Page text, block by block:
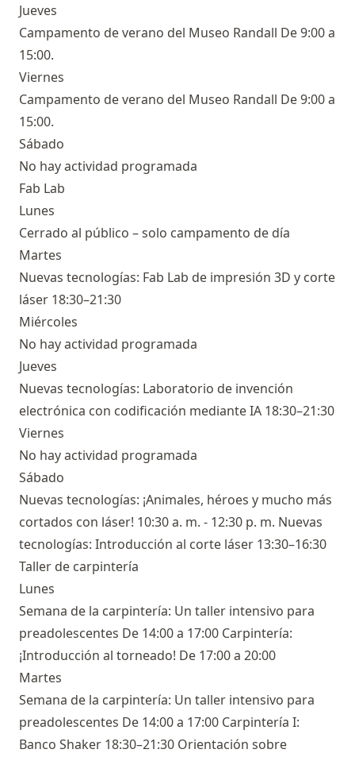
Jueves
Campamento de verano del Museo Randall De 9:00 a
15:00.
Viernes
Campamento de verano del Museo Randall De 9:00 a
15:00.
Sábado
No hay actividad programada
Fab Lab
Lunes
Cerrado al público – solo campamento de día
Martes
Nuevas tecnologías: Fab Lab de impresión 3D y corte
láser 18:30–21:30
Miércoles
No hay actividad programada
Jueves
Nuevas tecnologías: Laboratorio de invención
electrónica con codificación mediante IA 18:30–21:30
Viernes
No hay actividad programada
Sábado
Nuevas tecnologías: ¡Animales, héroes y mucho más
cortados con láser! 10:30 a. m. - 12:30 p. m. Nuevas
tecnologías: Introducción al corte láser 13:30–16:30
Taller de carpintería
Lunes
Semana de la carpintería: Un taller intensivo para
preadolescentes De 14:00 a 17:00 Carpintería:
¡Introducción al torneado! De 17:00 a 20:00
Martes
Semana de la carpintería: Un taller intensivo para
preadolescentes De 14:00 a 17:00 Carpintería I:
Banco Shaker 18:30–21:30 Orientación sobre